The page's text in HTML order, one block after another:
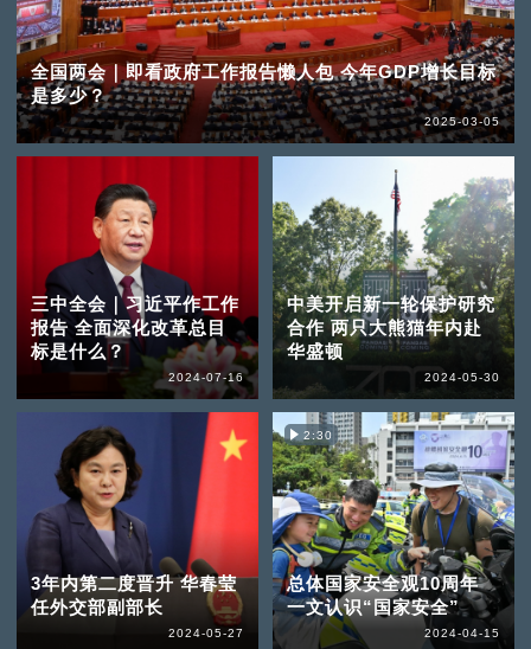
全国两会｜即看政府工作报告懒人包 今年GDP增长目标
是多少？
2025-03-05
三中全会｜习近平作工作
报告 全面深化改革总目
标是什么？
2024-07-16
中美开启新一轮保护研究
合作 两只大熊猫年内赴
华盛顿
2024-05-30
3年内第二度晋升 华春莹
任外交部副部长
2024-05-27
2:30
总体国家安全观10周年
一文认识“国家安全”
2024-04-15